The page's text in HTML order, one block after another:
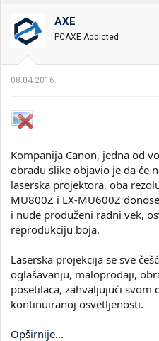
t
n
e
e
m
p
e
e
AXE
PCAXE Addicted
08.04.2016.
Kompanija Canon, jedna od
obradu slike objavio je da će
laserska projektora, oba
MU800Z i LX-MU600Z
i nude produženi radni vek,
reprodukciju boja.
Laserska projekcija se sve
oglašavanju, maloprodaji,
posetilaca, zahvaljujući
kontinuiranoj osvetljenosti.
Opširnije...